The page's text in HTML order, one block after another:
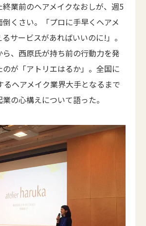
業前のヘアメイクなおしが、週5
くさい。「プロに手早くヘアメ
サービスがあればいいのに!」。
ら、西原氏が持ち前の行動力を発
が「アトリエはるか」。全国に
るヘアメイク業界大手となるまで
の心構えについて語った。